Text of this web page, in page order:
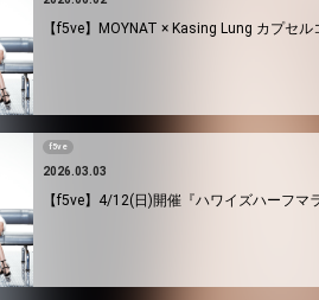
【f5ve】MOYNAT × Kasing Lung カプセ
f5ve
2026.03.03
【f5ve】4/12(日)開催『ハワイズハーフマ